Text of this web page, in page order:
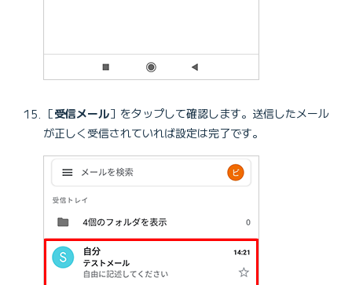
［受信メール］をタップして確認します。送信したメール
が正しく受信されていれば設定は完了です。